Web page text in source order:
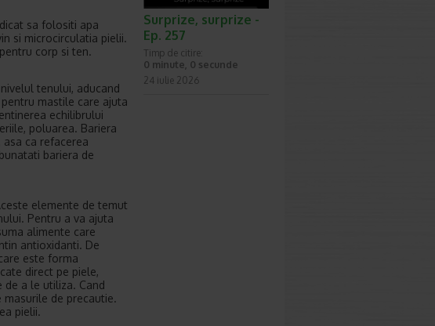
sa folositi apa
si microcirculatia pielii.
corp si ten.
tenului, aducand
mastile care ajuta
echilibrului
poluarea. Bariera
ca refacerea
bariera de
elemente de temut
Pentru a va ajuta
alimente care
antioxidanti. De
este forma
direct pe piele,
a le utiliza. Cand
de precautie.
pielii.
Surprize, surprize -
Ep. 257
Timp de citire:
0 minute, 0 secunde
24 iulie 2026